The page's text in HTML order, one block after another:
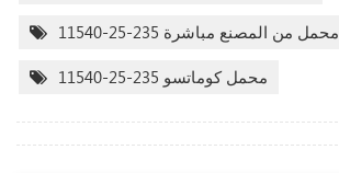
محمل من المصنع مباشرة 235-25-11540
محمل كوماتسو 235-25-11540